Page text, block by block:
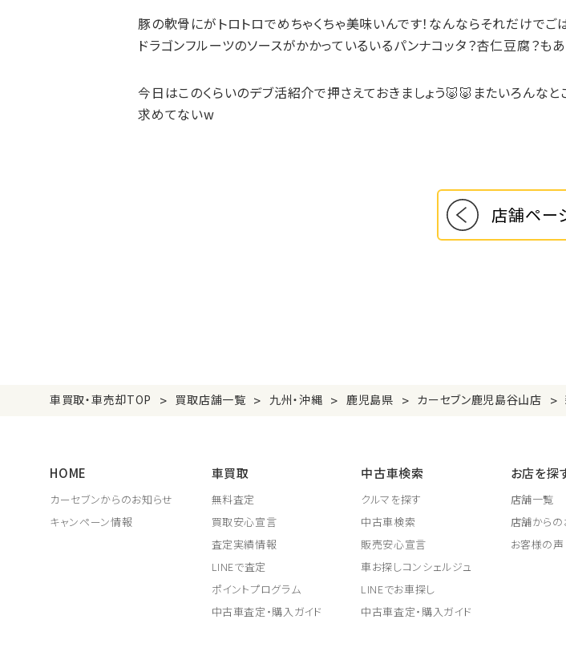
豚の軟骨にがトロトロでめちゃくちゃ美味いんです！なんならそれだけで
ドラゴンフルーツのソースがかかっているいるパンナコッタ？杏仁豆腐？
今日はこのくらいのデブ活紹介で押さえておきましょう🐷🐷またいろんな
求めてないw
店舗ペー
車買取・車売却TOP > 買取店舗一覧 > 九州・沖縄 > 鹿児島県 > カーセブン鹿児島谷山店 >
HOME
カーセブンからのお知らせ
キャンペーン情報
車買取
無料査定
買取安心宣言
査定実績情報
LINEで査定
ポイントプログラム
中古車査定・購入ガイド
中古車検索
クルマを探す
中古車検索
販売安心宣言
車お探しコンシェルジュ
LINEでお車探し
中古車査定・購入ガイド
お店を探
店舗一覧
店舗からの
お客様の声